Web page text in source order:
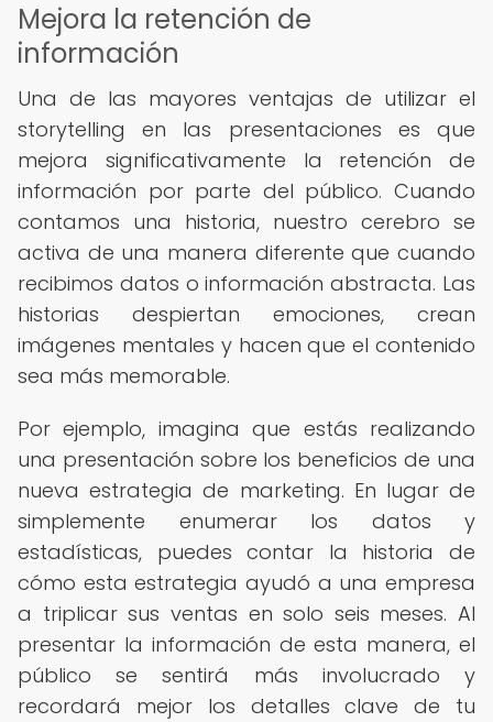
Mejora la retención de
información
Una de las mayores ventajas de utilizar el
storytelling en las presentaciones es que
mejora significativamente la retención de
información por parte del público. Cuando
contamos una historia, nuestro cerebro se
activa de una manera diferente que cuando
recibimos datos o información abstracta. Las
historias despiertan emociones, crean
imágenes mentales y hacen que el contenido
sea más memorable.
Por ejemplo, imagina que estás realizando
una presentación sobre los beneficios de una
nueva estrategia de marketing. En lugar de
simplemente enumerar los datos y
estadísticas, puedes contar la historia de
cómo esta estrategia ayudó a una empresa
a triplicar sus ventas en solo seis meses. Al
presentar la información de esta manera, el
público se sentirá más involucrado y
recordará mejor los detalles clave de tu